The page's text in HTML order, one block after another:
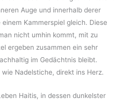
Auge und innerhalb derer
Kammerspiel gleich. Diese
nicht umhin kommt, mit zu
ergeben zusammen ein sehr
im Gedächtnis bleibt.
Nadelstiche, direkt ins Herz.
Haitis, in dessen dunkelster